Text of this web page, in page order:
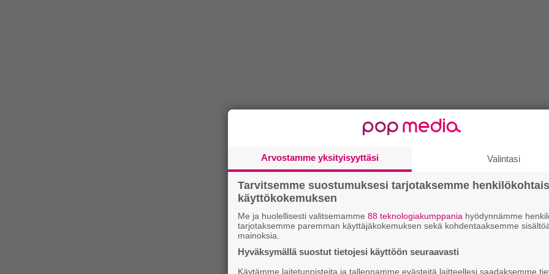
Arvostamme yksityisyyttäsi Valintasi
Tarvitsemme suostumuksesi tarjotaksemme
käyttökokemuksen
Me ja huolellisesti valitsemamme 88 teknologiakumppania hyödynnämme
tarjotaksemme paremman käyttäjäkokemuksen sekä kohdentaaksemme
mainoksia.
Hyväksymällä suostut tietojesi käyttöön seuraavasti
Käytämme laitetunnisteita ja tallennamme evästeitä laitteellesi saadaksemme